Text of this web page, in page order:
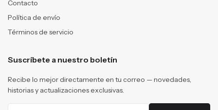
Contacto
Política de envío
Términos de servicio
Suscríbete a nuestro boletín
Recibe lo mejor directamente en tu correo — novedades,
historias y actualizaciones exclusivas.